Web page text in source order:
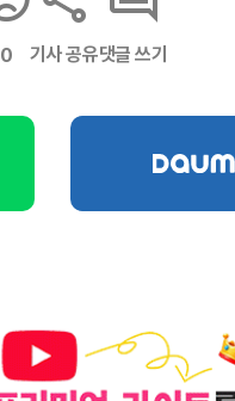
0 기사 공유댓글 쓰기